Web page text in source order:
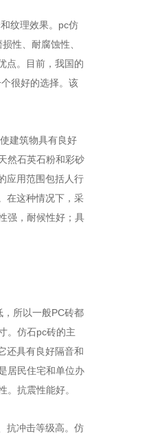
纹理效果。pc仿
性、耐腐蚀性、
点。目前，我国的
很好的选择。该
建筑物具有良好
然石英石粉和彩砂
应用范围包括人行
在这种情况下，采
强，耐候性好；具
所以一般PC砖都
。仿石pc砖的主
还具有良好隔音和
居民住宅和单位办
抗震性能好。
抗冲击等级高。仿